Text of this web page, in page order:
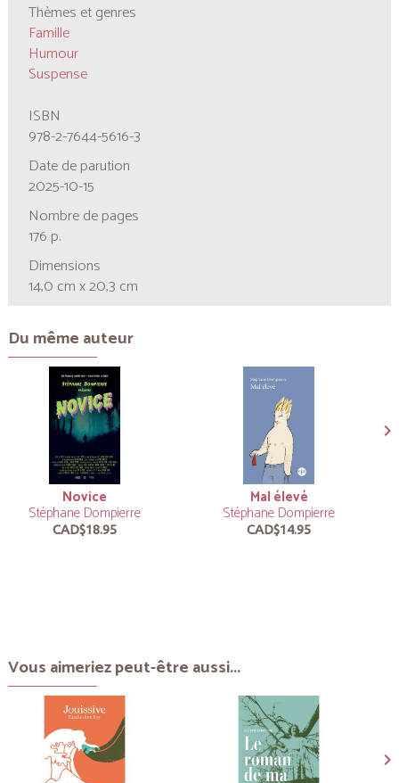
Thèmes et genres
Famille
Humour
Suspense
ISBN
978-2-7644-5616-3
Date de parution
2025-10-15
Nombre de pages
176 p.
Dimensions
14,0 cm x 20,3 cm
Du même auteur
Novice
Stéphane Dompierre
CAD$18.95
Mal élevé
Stéphane Dompierre
CAD$14.95
Vous aimeriez peut-être aussi...